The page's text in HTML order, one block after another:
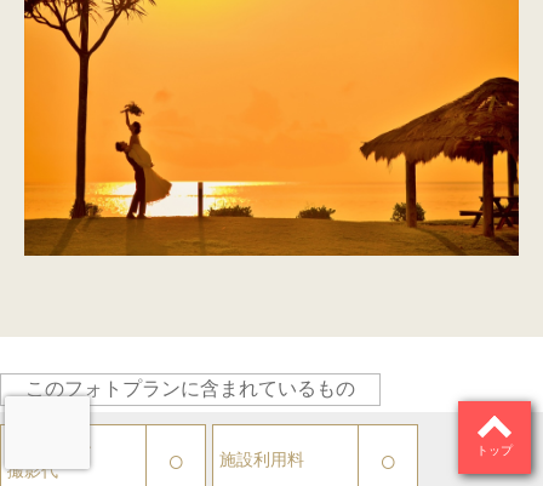
トップ
このフォトプランに含まれているもの
カメラマン
撮影代
○ 施設利用料 ○